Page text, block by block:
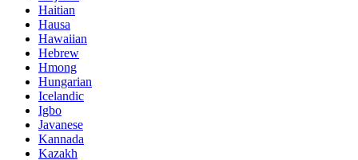
Haitian
Hausa
Hawaiian
Hebrew
Hmong
Hungarian
Icelandic
Igbo
Javanese
Kannada
Kazakh